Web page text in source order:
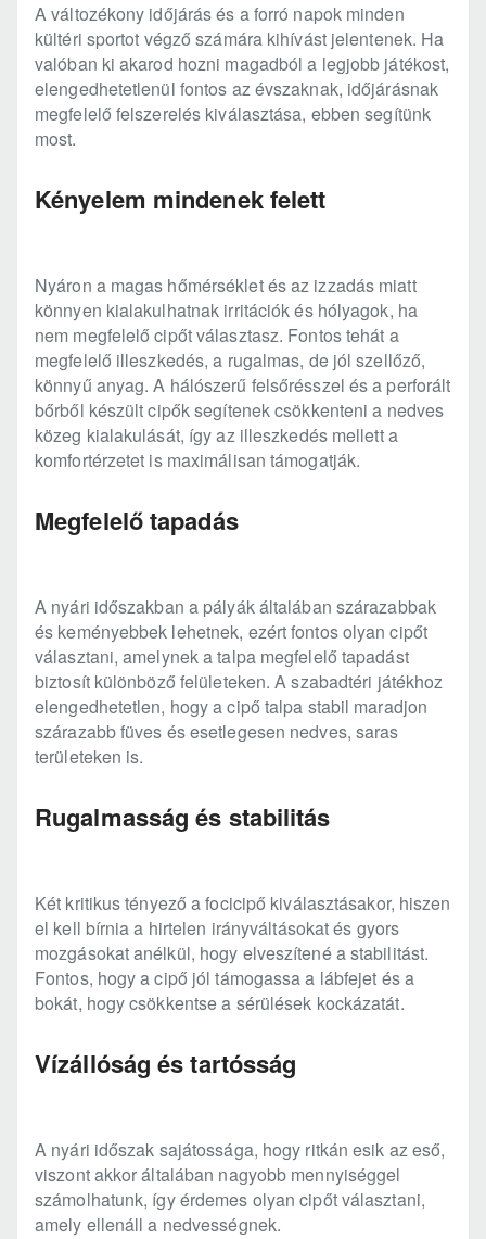
A változékony időjárás és a forró napok minden
kültéri sportot végző számára kihívást jelentenek. Ha
valóban ki akarod hozni magadból a legjobb játékost,
elengedhetetlenül fontos az évszaknak, időjárásnak
megfelelő felszerelés kiválasztása, ebben segítünk
most.
Kényelem mindenek felett
Nyáron a magas hőmérséklet és az izzadás miatt
könnyen kialakulhatnak irritációk és hólyagok, ha
nem megfelelő cipőt választasz. Fontos tehát a
megfelelő illeszkedés, a rugalmas, de jól szellőző,
könnyű anyag. A hálószerű felsőrésszel és a perforált
bőrből készült cipők segítenek csökkenteni a nedves
közeg kialakulását, így az illeszkedés mellett a
komfortérzetet is maximálisan támogatják.
Megfelelő tapadás
A nyári időszakban a pályák általában szárazabbak
és keményebbek lehetnek, ezért fontos olyan cipőt
választani, amelynek a talpa megfelelő tapadást
biztosít különböző felületeken. A szabadtéri játékhoz
elengedhetetlen, hogy a cipő talpa stabil maradjon
szárazabb füves és esetlegesen nedves, saras
területeken is.
Rugalmasság és stabilitás
Két kritikus tényező a focicipő kiválasztásakor, hiszen
el kell bírnia a hirtelen irányváltásokat és gyors
mozgásokat anélkül, hogy elveszítené a stabilitást.
Fontos, hogy a cipő jól támogassa a lábfejet és a
bokát, hogy csökkentse a sérülések kockázatát.
Vízállóság és tartósság
A nyári időszak sajátossága, hogy ritkán esik az eső,
viszont akkor általában nagyobb mennyiséggel
számolhatunk, így érdemes olyan cipőt választani,
amely ellenáll a nedvességnek.